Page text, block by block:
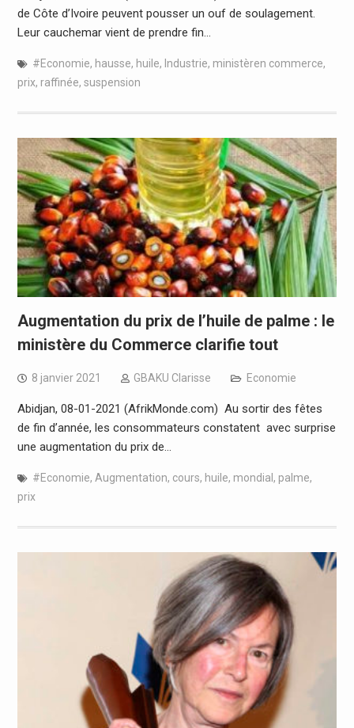
de Côte d’Ivoire peuvent pousser un ouf de soulagement.
Leur cauchemar vient de prendre fin…
#Economie, hausse, huile, Industrie, ministèren commerce,
prix, raffinée, suspension
Augmentation du prix de l’huile de palme : le
ministère du Commerce clarifie tout
8 janvier 2021 GBAKU Clarisse Economie
Abidjan, 08-01-2021 (AfrikMonde.com) Au sortir des fêtes
de fin d’année, les consommateurs constatent avec surprise
une augmentation du prix de…
#Economie, Augmentation, cours, huile, mondial , palme,
prix